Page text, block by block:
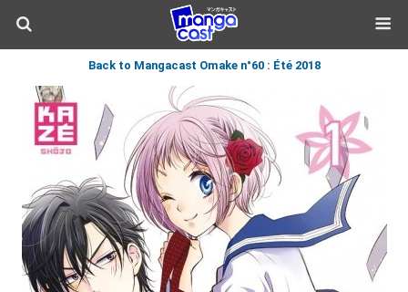
Back to Mangacast Omake n°60 : Été 2018